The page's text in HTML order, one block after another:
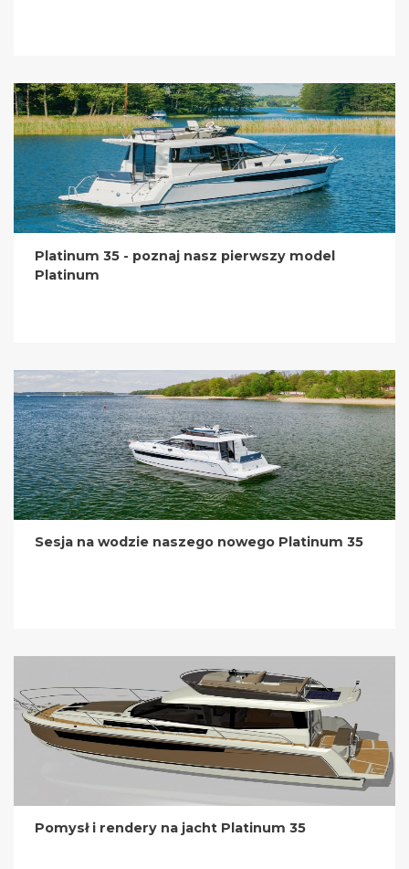
Platinum 35 - poznaj nasz pierwszy model
Platinum
Sesja na wodzie naszego nowego Platinum 35
Pomysł i rendery na jacht Platinum 35